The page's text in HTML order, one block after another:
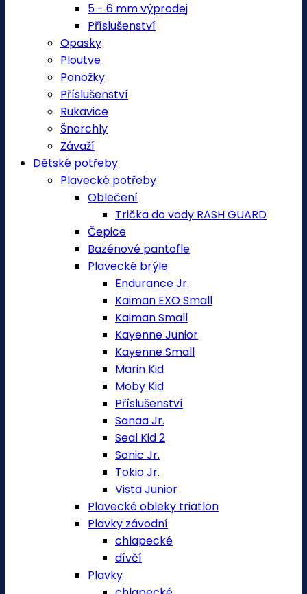
5 - 6 mm výprodej
Příslušenství
Opasky
Ploutve
Ponožky
Příslušenství
Rukavice
Šnorchly
Závaží
Dětské potřeby
Plavecké potřeby
Oblečení
Trička do vody RASH GUARD
Čepice
Bazénové pantofle
Plavecké brýle
Endurance Jr.
Kaiman EXO Small
Kaiman Small
Kayenne Junior
Kayenne Small
Marin Kid
Moby Kid
Příslušenství
Sanaa Jr.
Seal Kid 2
Sonic Jr.
Tokio Jr.
Vista Junior
Plavecké obleky triatlon
Plavky závodní
chlapecké
dívčí
Plavky